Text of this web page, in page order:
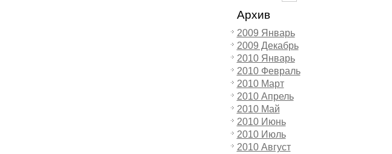
Архив
2009 Январь
2009 Декабрь
2010 Январь
2010 Февраль
2010 Март
2010 Апрель
2010 Май
2010 Июнь
2010 Июль
2010 Август